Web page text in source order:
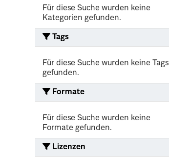
Für diese Suche wurden keine
Kategorien gefunden.
Tags
Für diese Suche wurden keine Tags
gefunden.
Formate
Für diese Suche wurden keine
Formate gefunden.
Lizenzen